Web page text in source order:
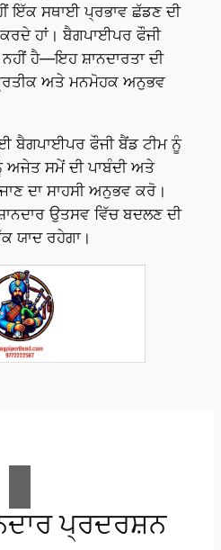
ਇੱਕ ਸਥਾਈ ਪ੍ਰਭਾਵ ਛੱਡਣ ਦੀ
ਕਰਦੇ ਹਾਂ। ਬੈਗਪਾਈਪਰ ਫੌਜੀ
ਹੈ—ਇਹ ਸ਼ਾਨਦਾਰਤਾ ਦੀ
ਅਤੇ ਮਨਮੋਹਕ ਅਨੁਭਵ
ਫੌਜੀ ਬੈਂਡ ਟੀਮ ਨੂੰ
ਸਮੇਂ ਦੀ ਪਾਬੰਦੀ ਅਤੇ
ਦਾ ਸਾਹਸੀ ਅਨੁਭਵ ਕਰੋ।
ਉਤਸਵ ਵਿੱਚ ਬਦਲਣ ਦੀ
ਯਾਦ ਰਹੇਗਾ।
ਪ੍ਰਦਰਸ਼ਨ